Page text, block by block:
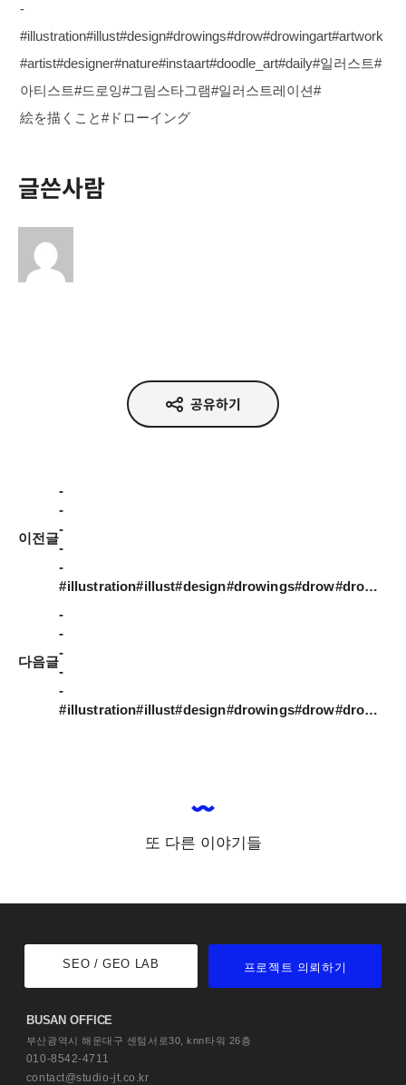
-
#illustration#illust#design#drowings#drow#drowingart#artwork
#artist#designer#nature#instaart#doodle_art#daily#일러스트#
아티스트#드로잉#그림스타그램#일러스트레이션#
絵を描くこと#ドローイング
글쓴사람
공유하기
이전글
-
-
-
-
-
#illustration#illust#design#drowings#drow#drowingart#artwork#artist#designer#nature#instaart#doodle_art#daily#일러스트#아티스트#드로잉#그림스타그램#일러스트레이션#絵を描くこと#ドローイング
다음글
-
-
-
-
-
#illustration#illust#design#drowings#drow#drowingart#artwork#artist#designer#nature#instaart#doodle_art#daily#일러스트#아티스트#드로잉#그림스타그램#일러스트레이션#絵を描くこと#ドローイング
또 다른 이야기들
SEO / GEO LAB 프로젝트 의뢰하기
BUSAN OFFICE
부산광역시 해운대구 센텀서로30,knn타워 26층
010-8542-4711
contact@studio-jt.co.kr